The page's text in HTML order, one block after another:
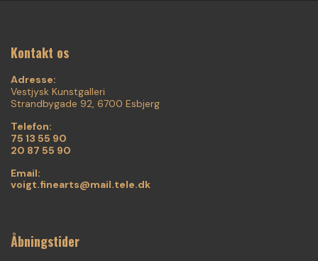
Kontakt os
Adresse:
Vestjysk Kunstgalleri
Strandbygade 92, 6700 Esbjerg
Telefon:
75 13 55 90
20 87 55 90
Email:
voigt.finearts@mail.tele.dk
Åbningstider